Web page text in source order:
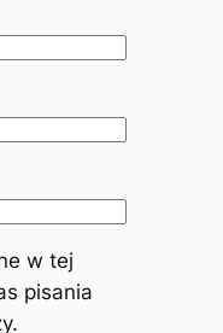
w tej
pisania